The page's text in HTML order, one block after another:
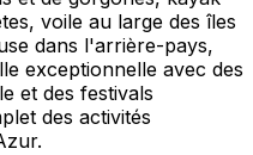
voile au large des îles
dans l'arrière-pays,
exceptionnelle avec des
et des festivals
des activités